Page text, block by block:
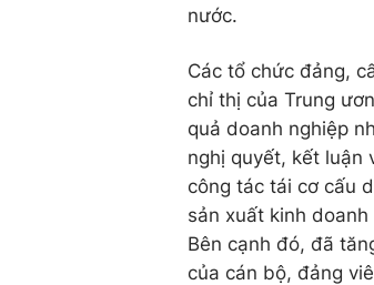
nước.
Các tổ chức đảng,
chỉ thị của Trung
quả doanh nghiệp
nghị quyết, kết luận
công tác tái cơ cấu
sản xuất kinh
Bên cạnh đó, đã
của cán bộ, đảng